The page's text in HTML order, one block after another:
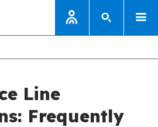
Line
Frequently